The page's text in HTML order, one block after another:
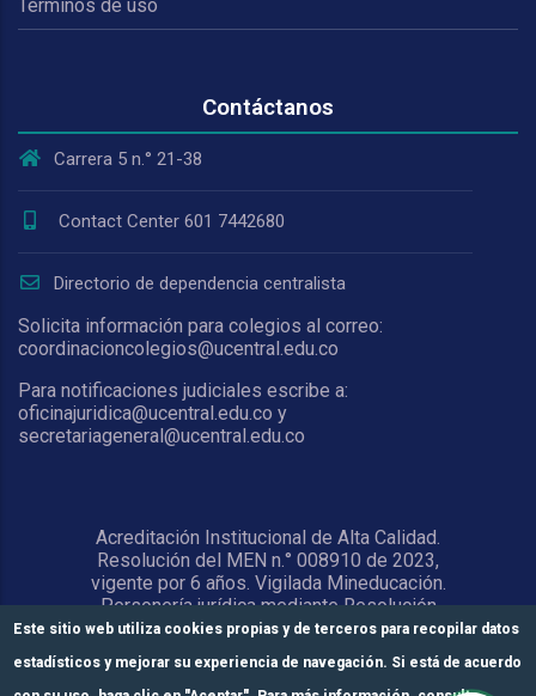
Términos de uso
Contáctanos
Carrera 5 n.° 21-38
Contact Center 601 7442680
Directorio de dependencia centralista
Solicita información para colegios al correo:
coordinacioncolegios@ucentral.edu.co
Para notificaciones judiciales escribe a:
oficinajuridica@ucentral.edu.co y
secretariageneral@ucentral.edu.co
Acreditación Institucional de Alta Calidad.
Resolución del MEN n.° 008910 de 2023,
vigente por 6 años. Vigilada Mineducación.
Personería jurídica mediante Resolución
1876 del 5 de junio de 1967. Reconocida
como Universidad por el Ministerio de
Educación Nacional mediante Resolución
Este sitio web utiliza cookies propias y de terceros para recopilar datos
estadísticos y mejorar su experiencia de navegación. Si está de acuerdo